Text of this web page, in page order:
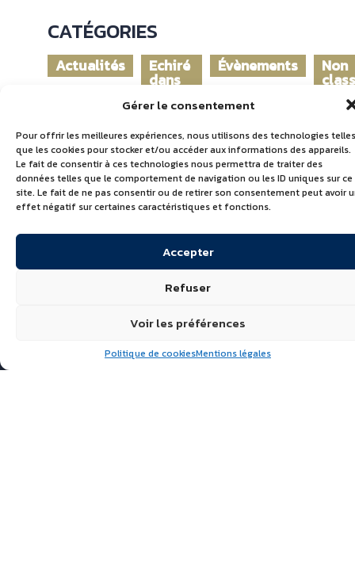
Gérer le consentement
Pour offrir les meilleures expériences, nous utilisons des technologies telles
que les cookies pour stocker et/ou accéder aux informations des appareils.
Le fait de consentir à ces technologies nous permettra de traiter des
données telles que le comportement de navigation ou les ID uniques sur ce
site. Le fait de ne pas consentir ou de retirer son consentement peut avoir
effet négatif sur certaines caractéristiques et fonctions.
Accepter
Refuser
Voir les préférences
Politique de cookiesMentions légales
CATÉGORIES
Actualités Echiré
dans
monde
Évènements Non